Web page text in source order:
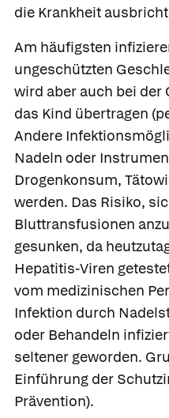
die Krankheit
Am häufigsten
ungeschützten
wird aber auch bei der
das Kind übertragen
Andere
Nadeln oder
Drogenkonsum,
werden. Das Risiko,
Bluttransfusionen
gesunken, da
Hepatitis-Viren
vom medizinischen
Infektion durch
oder Behandeln
seltener geworden.
Einführung der
Prävention).